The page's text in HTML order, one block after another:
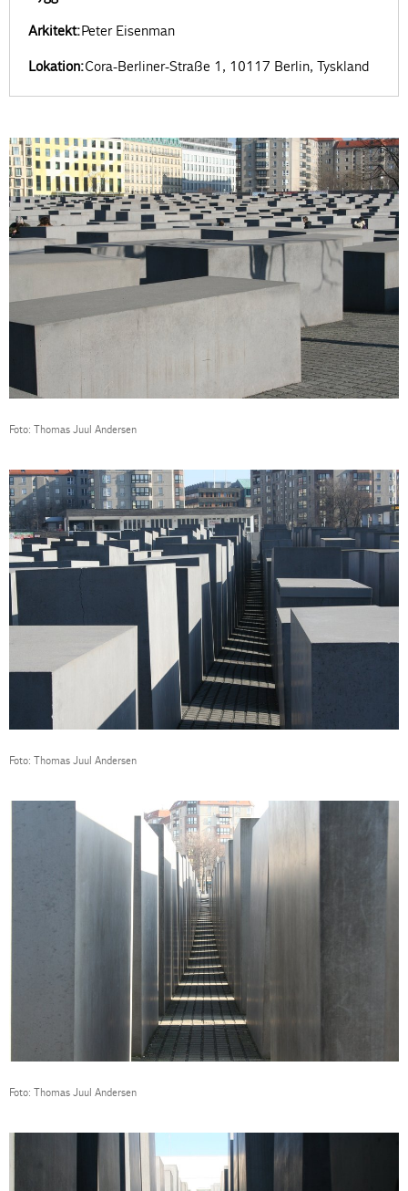
Arkitekt:Peter Eisenman
Lokation:Cora-Berliner-Straße 1, 10117 Berlin, Tyskland
Foto: Thomas Juul Andersen
Foto: Thomas Juul Andersen
Foto: Thomas Juul Andersen